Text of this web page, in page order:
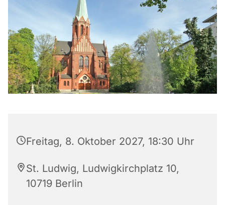
Freitag, 8. Oktober 2027, 18:30 Uhr
St. Ludwig, Ludwigkirchplatz 10,
10719 Berlin